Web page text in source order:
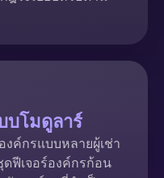
บโมดูลาร์
งค์กรแบบหลายผู้เช่า
ฟีเจอร์องค์กรก้อน